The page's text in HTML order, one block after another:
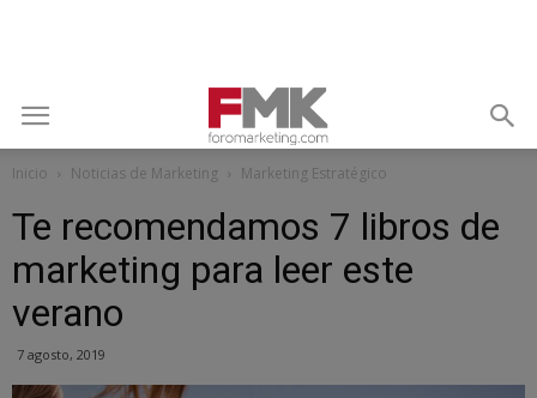
Inicio Noticias de Marketing Marketing Estratégico
Te recomendamos 7 libros de
marketing para leer este
verano
7 agosto, 2019